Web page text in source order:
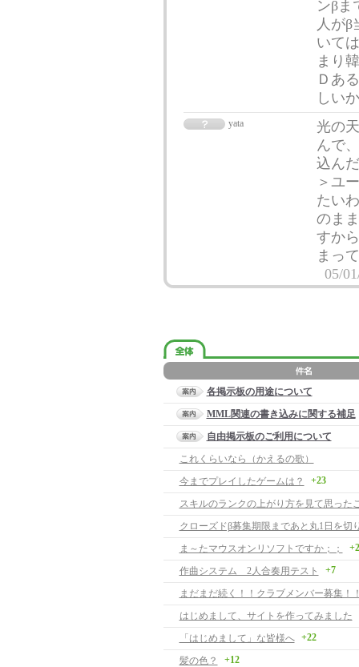
ンβま
人がβ
いて
まり
Ｄあ
しい
yata
光の
んで
込ん
＞ユ
たい
のま
すか
まっ
05/
各掲示板の用途について
MML関連の書き込みに関する補足
自由掲示板のご利用について
これくらいなら（かえるの歌）
今までプレイしたゲームは？
+23
クローズドβ募集期限まであと丸1日を切
ま～たマウスオンリソフトですか；；
作曲システム 2人合奏用テスト +7
まだまだ続く！！クラブメンバー募集！
はじめまして、サイトを作ってみました
「はじめまして」な皆様へ +22
髪の色？ +12